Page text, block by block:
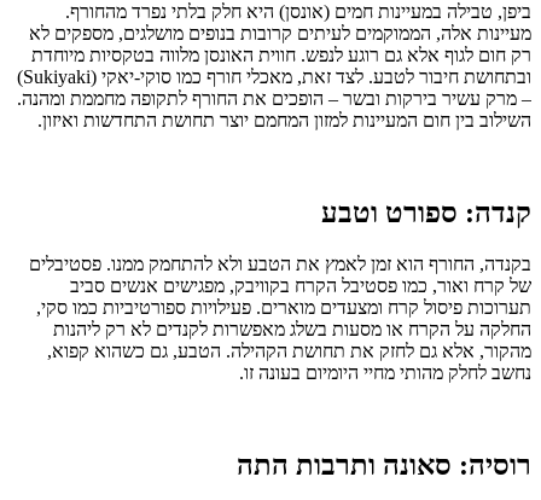
ביפן, טבילה במעיינות חמים (אונסן) היא חלק בלתי נפרד מהחורף.
מעיינות אלה, הממוקמים לעיתים קרובות בנופים מושלגים, מספקים לא
רק חום לגוף אלא גם רוגע לנפש. חווית האונסן מלווה בטקסיות מיוחדת
ובתחושת חיבור לטבע. לצד זאת, מאכלי חורף כמו סוקי-יאקי (Sukiyaki)
– מרק עשיר בירקות ובשר – הופכים את החורף לתקופה מחממת ומהנה.
השילוב בין חום המעיינות למזון המחמם יוצר תחושת התחדשות ואיזון.
קנדה: ספורט וטבע
בקנדה, החורף הוא זמן לאמץ את הטבע ולא להתחמק ממנו. פסטיבלים
של קרח ואור, כמו פסטיבל הקרח בקוויבק, מפגישים אנשים סביב
תערוכות פיסול קרח ומצעדים מוארים. פעילויות ספורטיביות כמו סקי,
החלקה על הקרח או מסעות בשלג מאפשרות לקנדים לא רק ליהנות
מהקור, אלא גם לחזק את תחושת הקהילה. הטבע, גם כשהוא קפוא,
נחשב לחלק מהותי מחיי היומיום בעונה זו.
רוסיה: סאונה ותרבות התה